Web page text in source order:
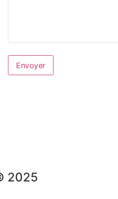
Envoyer
2025